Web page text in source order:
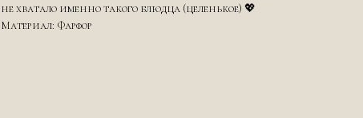
не хватало именно такого блюдца (целенькое) 💖
Материал: Фарфор